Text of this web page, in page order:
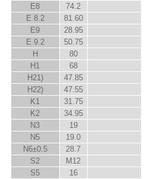
E8
74.2
E 8.2
81.60
E9
28.95
E 9.2
50.75
H
80
H 1
68
H21)
47.85
H22)
47.55
K1
31.75
K2
34.95
N3
19
N5
19.0
N6±0.5
28.7
S2
M12
S5
16